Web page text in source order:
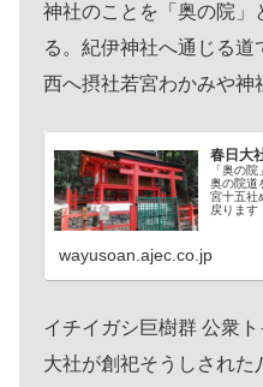
神社のことを「奥の院」
る。紀伊神社へ通じる
西へ摂社若宮わかみや神
春日大
「奥の
奥の院道
宮十五
戻ります
wayusoan.ajec.co.jp
イチイガシ巨樹群 公衆
大社が創祀そうしされ